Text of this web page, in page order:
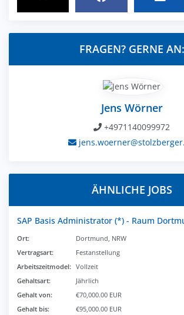
FRAGEN? GERNE AN:
Jens Wörner
+4971140099972
ÄHNLICHE JOBS
SAP Basis Administrator (*) - Raum
Ort:
Dortmund, NRW
Vertragsart:
Festanstellung
Arbeitszeitmodel: Vollzeit
Gehaltsart:
Jährlich
Gehalt von:
€70,000.00 EUR
Gehalt bis:
€95,000.00 EUR